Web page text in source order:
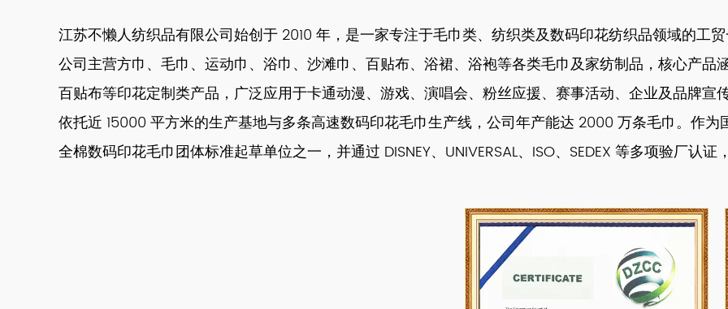
江苏不懒人纺织品有限公司始创于 2010 年，是一家专注于毛巾类、纺织类及数码印花纺织品领域的工贸
公司主营方巾、毛巾、运动巾、浴巾、沙滩巾、百贴布、浴裙、浴袍等各类毛巾及家纺制品，核心产
百贴布等印花定制类产品，广泛应用于卡通动漫、游戏、演唱会、粉丝应援、赛事活动、企业及品牌宣传
依托近 15000 平方米的生产基地与多条高速数码印花毛巾生产线，公司年产能达 2000 万条毛巾。作
全棉数码印花毛巾团体标准起草单位之一，并通过 DISNEY、UNIVERSAL、ISO、SEDEX 等多项验厂认证